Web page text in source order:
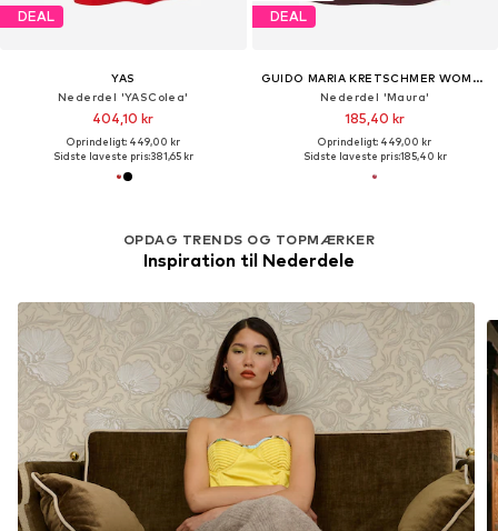
DEAL
YAS
Nederdel 'YASColea'
404,10 kr
Oprindeligt: 449,00 kr
Sidste laveste pris:381,65 kr
DEAL
GUIDO MARIA KRETSCHMER WOMEN
Nederdel 'Maura'
185,40 kr
Oprindeligt: 449,00 kr
Sidste laveste pris:185,40 kr
OPDAG TRENDS OG TOPMÆRKER
Inspiration til Nederdele